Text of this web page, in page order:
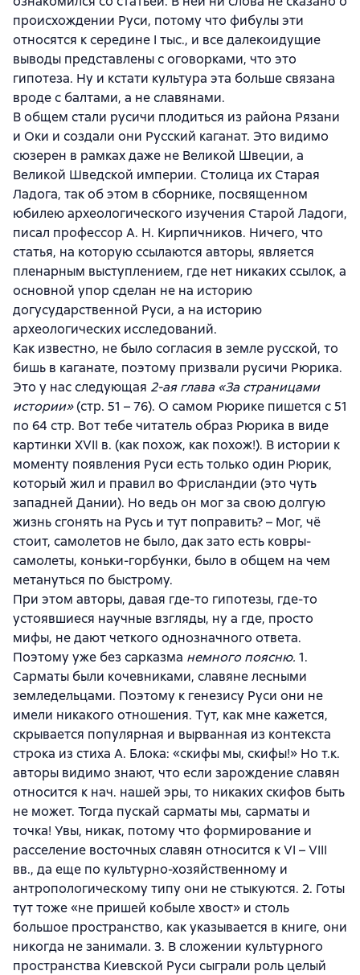
происхождении Руси, потому что фибулы эти
относятся к середине I тыс., и все далекоидущие
выводы представлены с оговорками, что это
гипотеза. Ну и кстати культура эта больше связана
вроде с балтами, а не славянами.
В общем стали русичи плодиться из района Рязани
и Оки и создали они Русский каганат. Это видимо
сюзерен в рамках даже не Великой Швеции, а
Великой Шведской империи. Столица их Старая
Ладога, так об этом в сборнике, посвященном
юбилею археологического изучения Старой Ладоги,
писал профессор А. Н. Кирпичников. Ничего, что
статья, на которую ссылаются авторы, является
пленарным выступлением, где нет никаких ссылок, а
основной упор сделан не на историю
догусударственной Руси, а на историю
археологических исследований.
Как известно, не было согласия в земле русской, то
бишь в каганате, поэтому призвали русичи Рюрика.
Это у нас следующая 2-ая глава «За страницами
истории»(стр. 51 – 76). О самом Рюрике пишется с 51
по 64 стр. Вот тебе читатель образ Рюрика в виде
картинки XVII в. (как похож, как похож!). В истории к
моменту появления Руси есть только один Рюрик,
который жил и правил во Фрисландии (это чуть
западней Дании). Но ведь он мог за свою долгую
жизнь сгонять на Русь и тут поправить? – Мог, чё
стоит, самолетов не было, дак зато есть ковры-
самолеты, коньки-горбунки, было в общем на чем
метануться по быстрому.
При этом авторы, давая где-то гипотезы, где-то
устоявшиеся научные взгляды, ну а где, просто
мифы, не дают четкого однозначного ответа.
Поэтому уже без сарказма немного поясню. 1.
Сарматы были кочевниками, славяне лесными
земледельцами. Поэтому к генезису Руси они не
имели никакого отношения. Тут, как мне кажется,
скрывается популярная и вырванная из контекста
строка из стиха А. Блока: «скифы мы, скифы!» Но т.к.
авторы видимо знают, что если зарождение славян
относится к нач. нашей эры, то никаких скифов быть
не может. Тогда пускай сарматы мы, сарматы и
точка! Увы, никак, потому что формирование и
расселение восточных славян относится к VI – VIII
вв., да еще по культурно-хозяйственному и
антропологическому типу они не стыкуются. 2. Готы
тут тоже «не пришей кобыле хвост» и столь
большое пространство, как указывается в книге, они
никогда не занимали. 3. В сложении культурного
пространства Киевской Руси сыграли роль целый